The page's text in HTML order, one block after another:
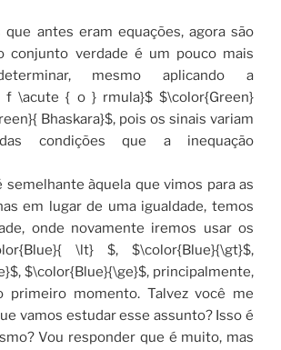
que antes eram equações, agora são
conjunto verdade é um pouco mais
mesmo aplicando a
f \acute { o } rmula}$ $\color{Green}
Bhaskara}$, pois os sinais variam
condições que a inequação
semelhante àquela que vimos para as
em lugar de uma igualdade, temos
onde novamente iremos usar os
\lt} $, $\color{Blue}{\gt}$,
$\color{Blue}{\ge}$, principalmente,
primeiro momento. Talvez você me
vamos estudar esse assunto? Isso é
Vou responder que é muito, mas